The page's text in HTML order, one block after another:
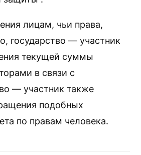
лицам, чьи права,
государство — участник
текущей суммы
в связи с
— участник также
подобных
по правам человека.